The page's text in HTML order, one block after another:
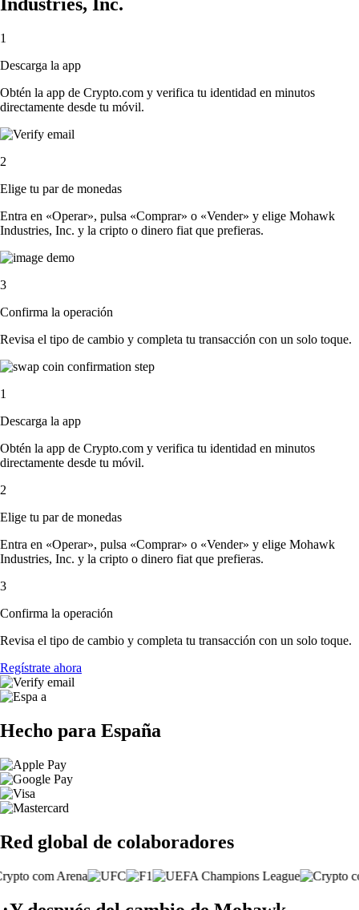
1
Descarga la app
Obtén la app de Crypto.com y verifica tu identidad en minutos
directamente desde tu móvil.
2
Elige tu par de monedas
Entra en «Operar», pulsa «Comprar» o «Vender» y elige Mohawk
Industries, Inc. y la cripto o dinero fiat que prefieras.
3
Confirma la operación
Revisa el tipo de cambio y completa tu transacción con un solo toque.
1
Descarga la app
Obtén la app de Crypto.com y verifica tu identidad en minutos
directamente desde tu móvil.
2
Elige tu par de monedas
Entra en «Operar», pulsa «Comprar» o «Vender» y elige Mohawk
Industries, Inc. y la cripto o dinero fiat que prefieras.
3
Confirma la operación
Revisa el tipo de cambio y completa tu transacción con un solo toque.
Regístrate ahora
Hecho para España
Red global de colaboradores